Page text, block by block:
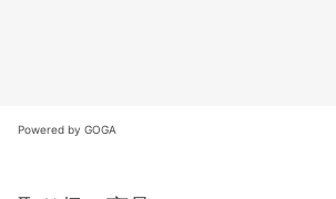
Powered by GOGA